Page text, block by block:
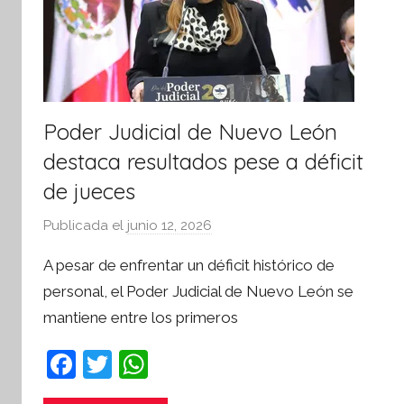
i
v
Poder Judicial de Nuevo León
destaca resultados pese a déficit
de jueces
Publicada el junio 12, 2026
r
S
í
A pesar de enfrentar un déficit histórico de
personal, el Poder Judicial de Nuevo León se
mantiene entre los primeros
F
a
T
w h